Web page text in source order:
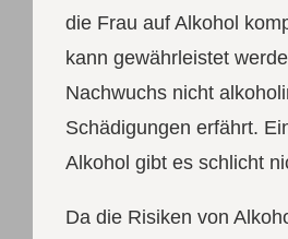
die Frau auf Alkohol
kann gewährleistet
Nachwuchs nicht
Schädigungen erfährt.
Alkohol gibt es schlicht
Da die Risiken von